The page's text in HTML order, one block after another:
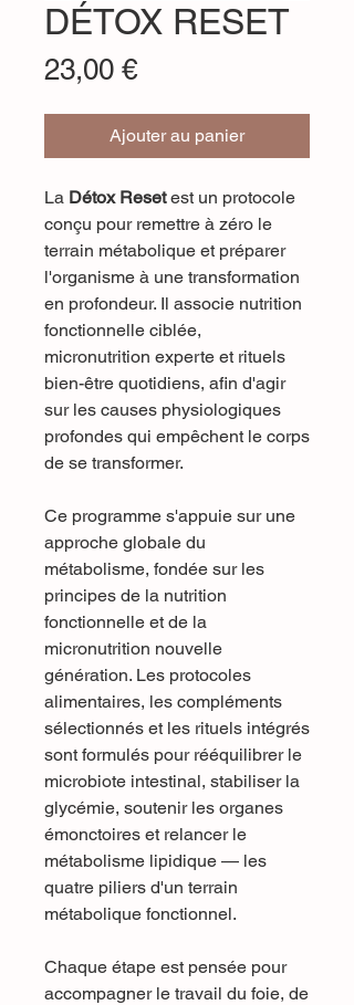
DÉTOX RESET
23,00 €Prix
Ajouter au panier
La Détox Resetest un protocole
conçu pour remettre à zéro le
terrain métabolique et préparer
l'organisme à une transformation
en profondeur. Il associe nutrition
fonctionnelle ciblée,
micronutrition experte et rituels
bien-être quotidiens, afin d'agir
sur les causes physiologiques
profondes qui empêchent le corps
de se transformer.
Ce programme s'appuie sur une
approche globale du
métabolisme, fondée sur les
principes de la nutrition
fonctionnelle et de la
micronutrition nouvelle
génération. Les protocoles
alimentaires, les compléments
sélectionnés et les rituels intégrés
sont formulés pour rééquilibrer le
microbiote intestinal, stabiliser la
glycémie, soutenir les organes
émonctoires et relancer le
métabolisme lipidique — les
quatre piliers d'un terrain
métabolique fonctionnel.
Chaque étape est pensée pour
accompagner le travail du foie, de